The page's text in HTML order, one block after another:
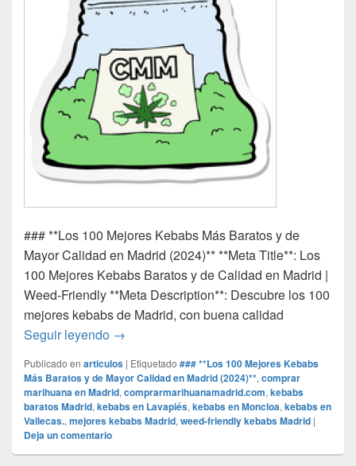
### **Los 100 Mejores Kebabs Más Baratos y de
Mayor Calidad en Madrid (2024)** **Meta Title**: Los
100 Mejores Kebabs Baratos y de Calidad en Madrid |
Weed-Friendly **Meta Description**: Descubre los 100
mejores kebabs de Madrid, con buena calidad
Seguir leyendo ### **Los 100 Mejores Kebabs Más
→
Publicado en articulos | Etiquetado ### **Los 100 Mejores Kebabs
Más Baratos y de Mayor Calidad en Madrid (2024)**, comprar
marihuana en Madrid, comprarmarihuanamadrid.com, kebabs
baratos Madrid, kebabs en Lavapiés, kebabs en Moncloa, kebabs en
Vallecas., mejores kebabs Madrid, weed-friendly kebabs Madrid |
Deja un comentario